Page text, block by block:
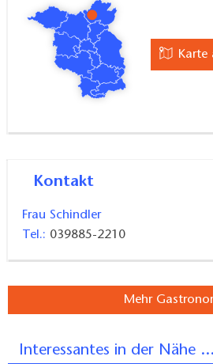
Karte
Kontakt
Frau Schindler
Tel.: 039885-2210
Mehr
Interessantes in der Nähe ...